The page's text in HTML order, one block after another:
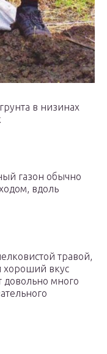
в низинах
газон обычно
вдоль
травой,
хороший вкус
довольно много